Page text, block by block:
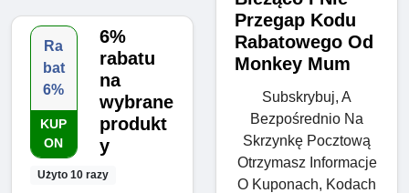
Ra
bat
6%
KUP
ON
Użyto 10 razy
6%
rabatu
na
wybrane
produkt
y
Przegap Kodu
Rabatowego Od
Monkey Mum
Subskrybuj, A
Bezpośrednio Na
Skrzynkę Pocztową
Otrzymasz Informacje
O Kuponach, Kodach